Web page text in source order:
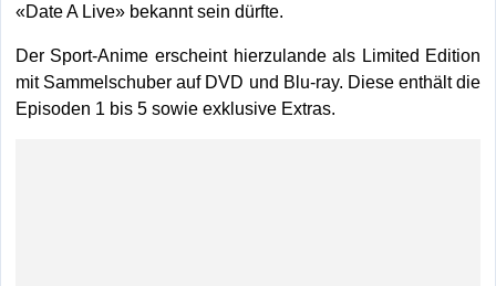
«Date A Live» bekannt sein dürfte.
Der Sport-Anime erscheint hierzulande als Limited Edition
mit Sammelschuber auf DVD und Blu-ray. Diese enthält die
Episoden 1 bis 5 sowie exklusive Extras.